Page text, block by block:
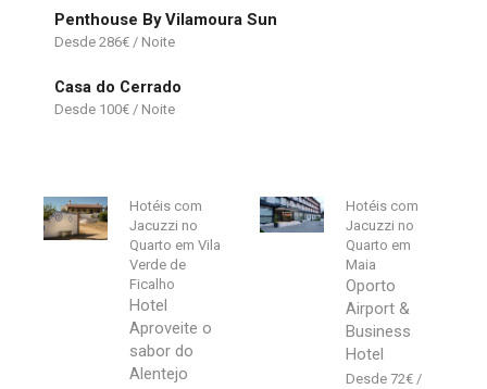
Penthouse By Vilamoura Sun
286€
Casa do Cerrado
100€
Hotéis com
Jacuzzi no
Quarto em Vila
Verde de
Ficalho
Hotel
Aproveite o
sabor do
Alentejo
Hotéis com
Jacuzzi no
Quarto em
Maia
Oporto
Airport &
Business
Hotel
72€